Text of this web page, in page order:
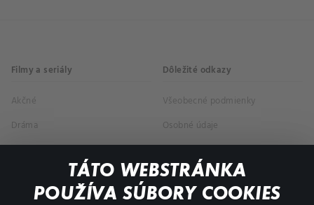
TÁTO WEBSTRÁNKA
POUŽÍVA SÚBORY COOKIES
Filmy a seriály
Akčné
Dráma
Dôležité odkazy
Všeobecné podmienky
Osobné údaje